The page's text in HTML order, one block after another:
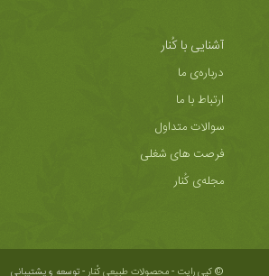
آشنایی با کُنار
درباره‌ی ما
ارتباط با ما
سوالات متداول
فرصت های شغلی
مجله‌ی کُنار
© کپی رایت - محصولات طبیعی کُنار -توسعه و پشتیبانی